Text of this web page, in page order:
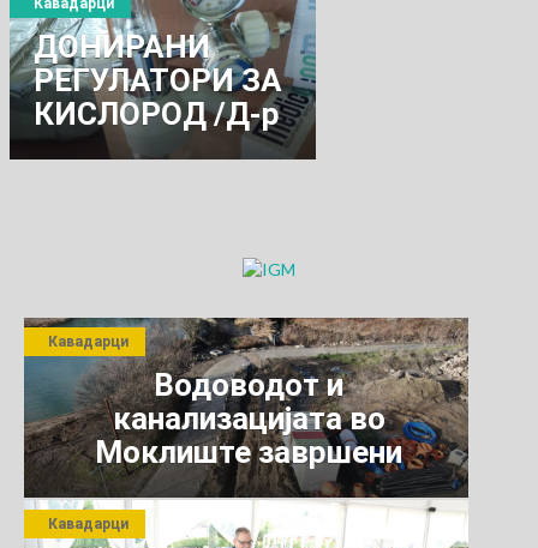
ДОНИРАНИ
РЕГУЛАТОРИ ЗА
КИСЛОРОД /Д-р
КОЦЕВ / „ Голема
Кавадарци
Водоводот и
канализацијата во
Моклиште завршени
Кавадарци
Кавадарци